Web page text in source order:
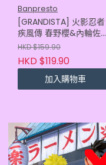
Banpresto
[GRANDISTA] 火影忍者
疾風傳 春野櫻&內輪佐助
內輪佐助
HKD $159.90
HKD $119.90
加入購物車